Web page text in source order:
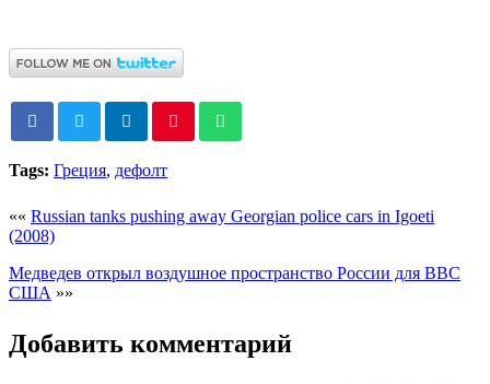
Tags: Греция, дефолт
«« Russian tanks pushing away Georgian police cars in Igoeti
(2008)
Медведев открыл воздушное пространство России для ВВС
США »»
Добавить комментарий